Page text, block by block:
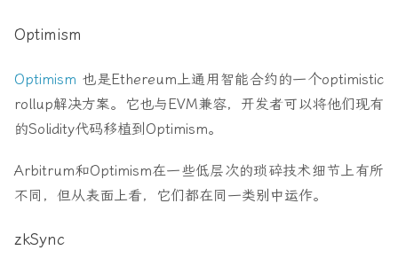
Optimism
Optimism 也是Ethereum上通用智能合约的一个optimistic
rollup解决方案。它也与EVM兼容，开发者可以将他们现有
的Solidity代码移植到Optimism。
Arbitrum和Optimism在一些低层次的琐碎技术细节上有所
不同，但从表面上看，它们都在同一类别中运作。
zkSync